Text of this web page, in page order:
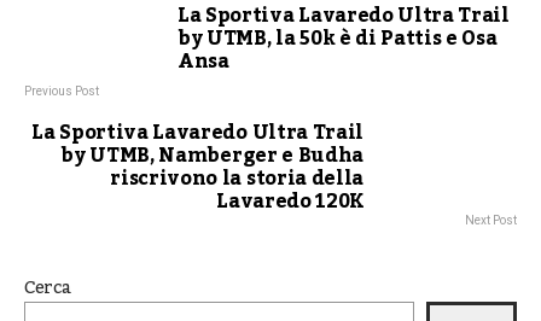
La Sportiva Lavaredo Ultra Trail
by UTMB, la 50k è di Pattis e Osa
Ansa
Previous Post
La Sportiva Lavaredo Ultra Trail
by UTMB, Namberger e Budha
riscrivono la storia della
Lavaredo 120K Next Post
Cerca